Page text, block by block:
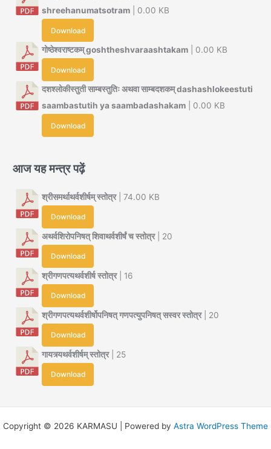
shreehanumatsotram | 0.00 KB
Download
गोष्ठेश्वराष्टकम् goshtheshvaraashtakam | 0.00 KB
Download
दशश्लोकीस्तुती साम्बस्तुतिः अथवा साम्बदशकम् dashashlokeestuti
saambastutih ya saambadashakam | 0.00 KB
Download
आज यह मन्त्र पढ़ें
श्रीसमर्थाथर्वशीर्षम् स्तोत्र| 74.00 KB
Download
अथर्वशिरोपनिषत् शिवाथर्वशीर्षं च स्तोत्र| 20
Download
श्रीगणपत्यथर्वशीर्ष स्तोत्र| 16
Download
श्रीगणपत्यथर्वशीर्षोपनिषत् गणपत्युपनिषत् सस्वर स्तोत्र| 20
Download
गायत्र्यथर्वशीर्षम् स्तोत्र| 25
Download
Copyright © 2026 KARMASU | Powered by Astra WordPress Theme